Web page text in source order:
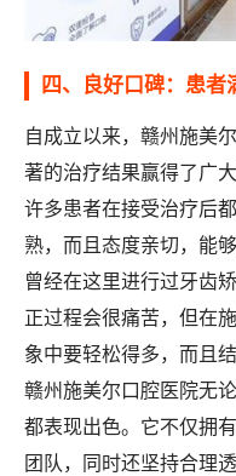
四、良好口碑：患者
自成立以来，赣州施美
著的治疗结果赢得了广
许多患者在接受治疗后
熟，而且态度亲切，能
曾经在这里进行过牙齿
正过程会很痛苦，但在
象中要轻松得多，而且
赣州施美尔口腔医院无
都表现出色。它不仅拥
团队，同时还坚持合理